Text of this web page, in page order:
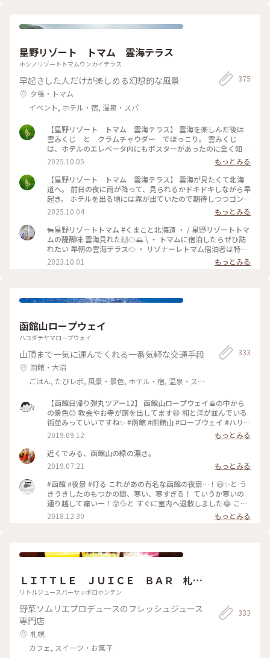
樽市#小樽運河#堺町通り#散歩#観光#ことりっぷ旅2024#クラ
星野リゾート トマム 雲海テラス
ホシノリゾートトマムウンカイテラス
早起きした人だけが楽しめる幻想的な風景
夕張・トマム
イベント, ホテル・宿, 温泉・スパ
375
【星野リゾート トマム 雲海テラス】 雲海を楽しんだ後は
雲みくじ と クラムチャウダー でほっこり。 雲みくじ
は、ホテルのエレベータ内にもポスターがあったのに全く知ら
なくて… 隣のテーブルのグループが盛り上がっていて知りまし
た。 大吉、吉…ではなく、雲の名前が書かれてました しばら
く雲の形が気になりそう #ことりっぷ北海道 #秋の装い #絶
景 #星野リゾート #雲海 #おみくじ #雲
2025.10.05
もっとみる
【星野リゾート トマム 雲海テラス】 雲海が見たくて北海
道へ。 前日の夜に雨が降って、見られるかドキドキしながら早
起き。 ホテルを出る頃には霧が出ていたので期待しつつゴンド
ラ乗り場に向かいます。 少しずつ明るくなっていく空。 雲が
流れ込んでくる様子もはっきりと見ることが出来ました。 日
の出も太陽が隠れることなく拝むことが出来ましたー！！ #こ
とりっぷ北海道 #ことりっぷ #秋の装い #雲海 #星野リ
ゾート #日の出 #絶景
2025.10.04
もっとみる
🐄星野リゾートトマム #くまこと北海道 ・ / 星野リゾートトマ
ムの醍醐味 雲海見れた🙌☁️⛰️ \ ・ トマムに宿泊したらぜひ訪
れたい 早朝の雲海テラス☁️ ・ リゾナーレトマム宿泊者は特典
で 直通バス&ファストパスがついてくるのですが 始発バスま
さかの4:30発🤣 ・ 3:00起きで4:00頃ロビーにいくと もう行列
海道旅行 #北海道観光 #トマム旅行 #トマム観光 #トマム旅 #ト
とりっぷ15周年
2023.10.01 もっとみる
函館山ロープウェイ
ハコダテヤマロープウェイ
山頂まで一気に運んでくれる一番気軽な交通手段
函館・大沼
ごはん, たびレポ, 風景・景色, ホテル・宿, 温泉・ス
333
【函館日帰り弾丸ツアー12】 函館山ロープウェイ🚡の中から
の景色😊 教会やお寺が頭を出してます😄 和と洋が並んでいる
街並みっていいですね✨ #函館 #函館山 #ロープウェイ #ハリス
トス正教会 #真宗大谷派東本願寺函館別院 #カトリック函館元
町教会 #ガラスの反射は許してちょ
2019.09.12
もっとみる
近くでみる、函館山の緑の濃さ。
2019.07.21
もっとみる
#函館 #夜景 #灯る これがあの有名な函館の夜景…！😆✨と う
きうきしたのもつかの間、寒い、寒すぎる！ ていうか寒いの
通り越して痛いー！😵💦と すぐに室内へ退散しました😂 この
写真を撮ったのが16時45分でしたが、 沖縄に住んでると17時
前に陽が沈むなんて 考えられないことで、日没の早さにも 驚
2018.12.30 もっとみる
ＬＩＴＴＬＥ ＪＵＩＣＥ ＢＡＲ 札幌
本店
リトルジュースバーサッポロホンテン
野菜ソムリエプロデュースのフレッシュジュース
専門店
札幌
カフェ, スイーツ・お菓子
333